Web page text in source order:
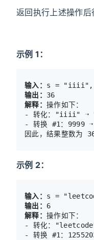
返回执行上述操作后
示例 1：
输入：
输出：
解释： 操作如下：
- 转化："iiii" ➝
- 转换 #1：
示例 2：
输入：
输出：
解释： 操作如下：
- 转化：
- 转换 #1：